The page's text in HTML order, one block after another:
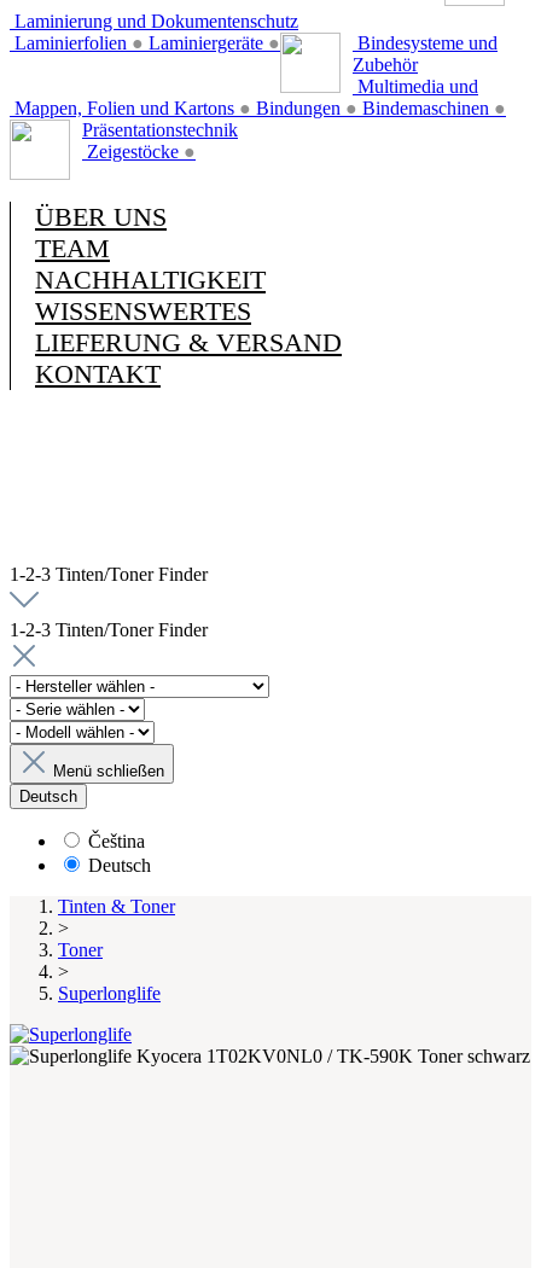
Laminierung und Dokumentenschutz
Laminierfolien ● Laminiergeräte ●
Bindesysteme und
Zubehör
Mappen, Folien und Kartons ● Bindungen ● Bindemaschinen ●
Multimedia und
Präsentationstechnik
Zeigestöcke ●
ÜBER UNS
TEAM
NACHHALTIGKEIT
WISSENSWERTES
LIEFERUNG & VERSAND
KONTAKT
1-2-3 Tinten/Toner Finder
1-2-3 Tinten/Toner Finder
Menü schließen
Deutsch
Čeština
Deutsch
Tinten & Toner
>
Toner
>
Superlonglife